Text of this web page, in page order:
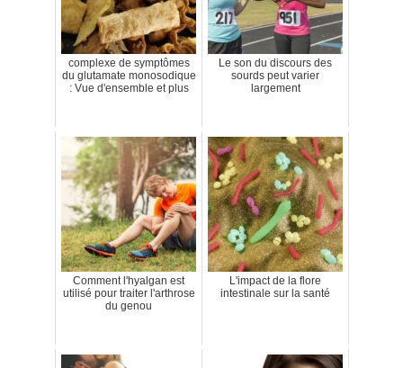
complexe de symptômes
du glutamate monosodique
: Vue d'ensemble et plus
Le son du discours des
sourds peut varier
largement
Comment l'hyalgan est
utilisé pour traiter l'arthrose
du genou
L'impact de la flore
intestinale sur la santé